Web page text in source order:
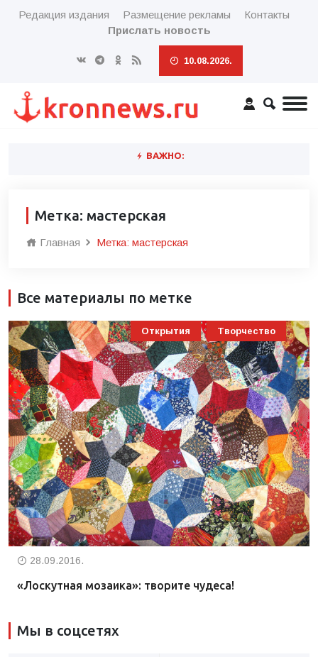
Редакция издания Размещение рекламы
Контакты
Прислать новость
10.08.2026.
ВАЖНО:
Метка: мастерская
Главная Метка: мастерская
Все материалы по метке
Открытия Творчество
28.09.2016.
«Лоскутная мозаика»: творите чудеса!
Мы в соцсетях